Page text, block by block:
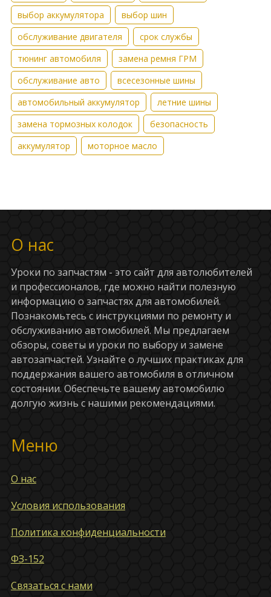
выбор аккумулятора
выбор шин
обслуживание двигателя
срок службы
тюнинг автомобиля
замена ремня ГРМ
обслуживание авто
всесезонные шины
автомобильный аккумулятор
летние шины
замена тормозных колодок
безопасность
аккумулятор
моторное масло
О нас
Уроки по запчастям - это сайт для автолюбителей
и профессионалов, где можно найти полезную
информацию о запчастях для автомобилей.
Познакомьтесь с инструкциями по ремонту и
обслуживанию автомобилей. Мы предлагаем
обзоры, советы и уроки по выбору и замене
автозапчастей. Узнайте о лучших практиках для
поддержания вашего автомобиля в отличном
состоянии. Обеспечьте вашему автомобилю
долгую жизнь с нашими рекомендациями.
Меню
О нас
Условия использования
Политика конфиденциальности
ФЗ-152
Связаться с нами